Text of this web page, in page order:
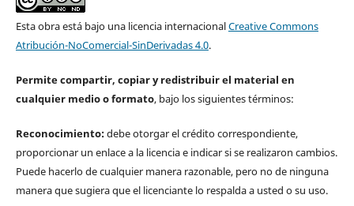
Esta obra está bajo una licencia internacionalCreative Commons
Atribución-NoComercial-SinDerivadas 4.0.
Permite compartir, copiar y redistribuir el material en
cualquier medio o formato, bajo los siguientes términos:
Reconocimiento:debe otorgar el crédito correspondiente,
proporcionar un enlace a la licencia e indicar si se realizaron cambios.
Puede hacerlo de cualquier manera razonable, pero no de ninguna
manera que sugiera que el licenciante lo respalda a usted o su uso.